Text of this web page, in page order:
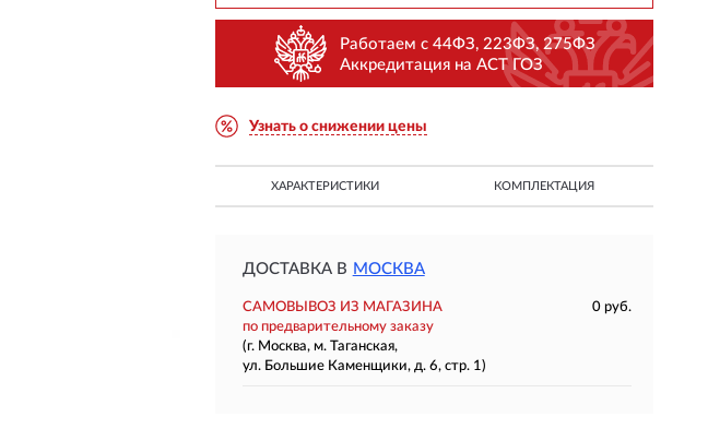
Работаем с 44ФЗ, 223ФЗ, 275ФЗ
Аккредитация на АСТ ГОЗ
Узнать о снижении цены
ХАРАКТЕРИСТИКИ КОМПЛЕКТАЦИЯ
ДОСТАВКА В МОСКВА
САМОВЫВОЗ ИЗ МАГАЗИНА
0 руб.
по предварительному заказу
(г. Москва, м. Таганская,
ул. Большие Каменщики, д. 6, стр. 1)